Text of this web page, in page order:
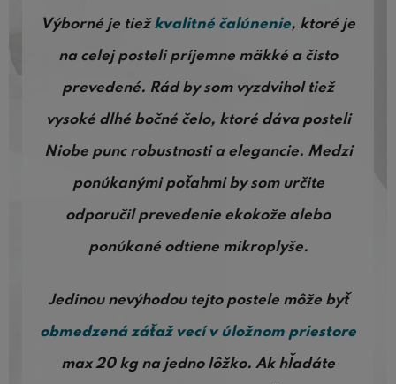
Výborné je tiež kvalitné čalúnenie, ktoré je
na celej posteli príjemne mäkké a čisto
prevedené. Rád by som vyzdvihol tiež
vysoké dlhé bočné čelo, ktoré dáva posteli
Niobe punc robustnosti a elegancie. Medzi
ponúkanými poťahmi by som určite
odporučil prevedenie ekokože alebo
ponúkané odtiene mikroplyše.
Jedinou nevýhodou tejto postele môže byť
obmedzená záťaž vecí v úložnom priestore
max 20 kg na jedno lôžko. Ak hľadáte